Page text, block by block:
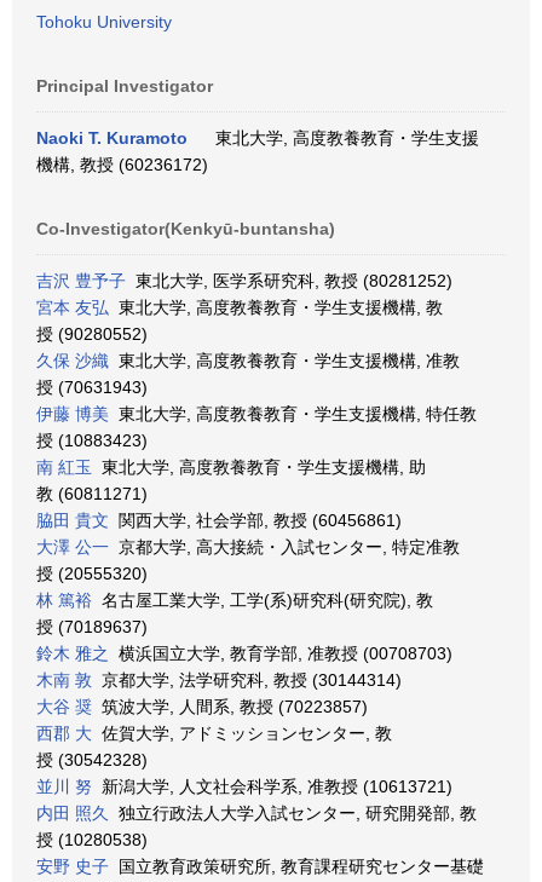
Tohoku University
Principal Investigator
Naoki T. Kuramoto
東北大学, 高度教養教育・学生支援
機構, 教授 (60236172)
Co-Investigator(Kenkyū-buntansha)
吉沢 豊予子 東北大学, 医学系研究科, 教授 (80281252)
宮本 友弘 東北大学, 高度教養教育・学生支援機構, 教
授 (90280552)
久保 沙織 東北大学, 高度教養教育・学生支援機構, 准教
授 (70631943)
伊藤 博美 東北大学, 高度教養教育・学生支援機構, 特任教
授 (10883423)
南 紅玉
東北大学, 高度教養教育・学生支援機構, 助
教 (60811271)
脇田 貴文 関西大学, 社会学部, 教授 (60456861)
大澤 公一 京都大学, 高大接続・入試センター, 特定准教
授 (20555320)
林 篤裕 名古屋工業大学, 工学(系)研究科(研究院), 教
授 (70189637)
鈴木 雅之
横浜国立大学, 教育学部, 准教授 (00708703)
木南 敦 京都大学, 法学研究科, 教授 (30144314)
大谷 奨 筑波大学, 人間系, 教授 (70223857)
西郡 大 佐賀大学, アドミッションセンター, 教
授 (30542328)
並川 努 新潟大学, 人文社会科学系, 准教授 (10613721)
内田 照久
独立行政法人大学入試センター, 研究開発部, 教
授 (10280538)
安野 史子 国立教育政策研究所, 教育課程研究センター基礎